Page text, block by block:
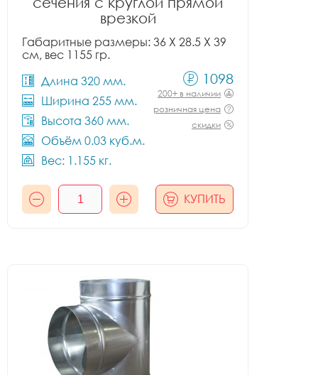
врезкой
Габаритные размеры: 36 X 28.5 X 39
см, вес 1155 гр.
Длина 320 мм.
Ширина 255 мм.
Высота 360 мм.
Объём 0.03 куб.м.
Вес: 1.155 кг.
1098
200+ в наличии
розничная цена
скидки
КУПИТЬ